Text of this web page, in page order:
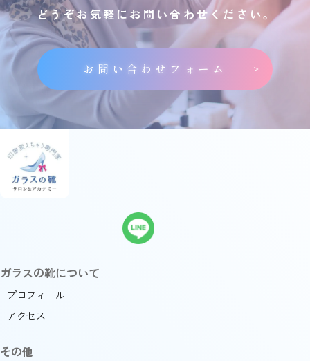
どうぞお気軽にお問い合わせください。
お問い合わせフォーム
ガラスの靴について
プロフィール
アクセス
その他